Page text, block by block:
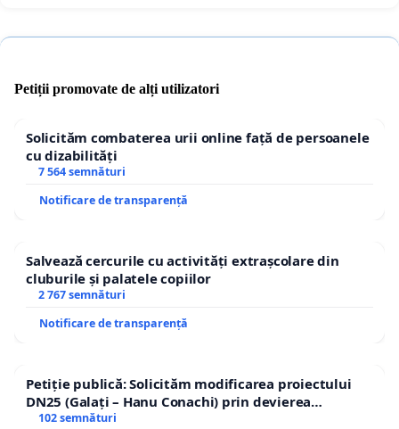
Petiții promovate de alți utilizatori
Solicităm combaterea urii online față de persoanele
cu dizabilități
7 564 semnături
Notificare de transparență
Salvează cercurile cu activități extrașcolare din
cluburile și palatele copiilor
2 767 semnături
Notificare de transparență
Petiție publică: Solicităm modificarea proiectului
DN25 (Galați – Hanu Conachi) prin devierea
traseului în afara localităților!
102 semnături